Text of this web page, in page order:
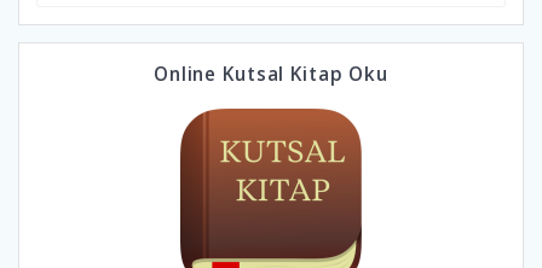
Online Kutsal Kitap Oku